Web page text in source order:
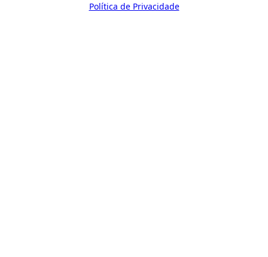
Política de Privacidade